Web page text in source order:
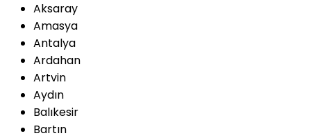
Aksaray
Amasya
Antalya
Ardahan
Artvin
Aydın
Balıkesir
Bartın